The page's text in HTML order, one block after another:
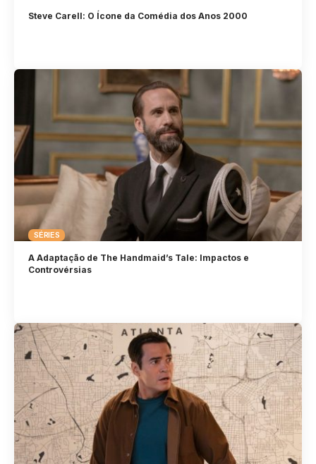
Steve Carell: O Ícone da Comédia dos Anos 2000
SÉRIES
A Adaptação de The Handmaid’s Tale: Impactos e
Controvérsias